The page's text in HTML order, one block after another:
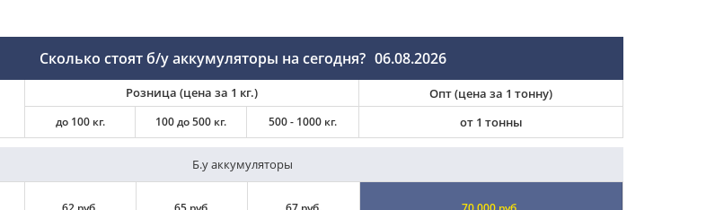
Сколько стоят б/у аккумуляторы на сегодня? 06.08.2026
Розница (цена за 1 кг.)
до 100 кг. 100 до 500 кг. 500 - 1000 кг.
Опт (цена за 1 тонну)
от 1 тонны
Б.у аккумуляторы